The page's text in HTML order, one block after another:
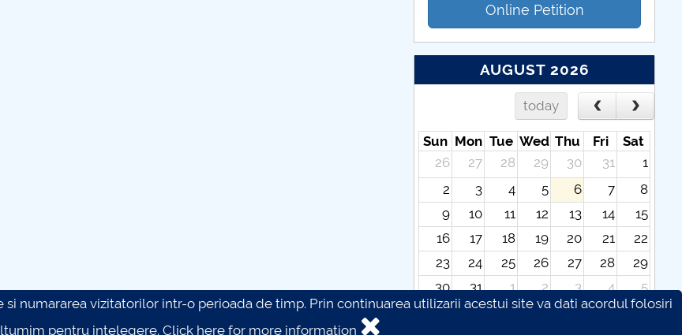
Online Petition
AUGUST 2026
today
Sun Mon Tue Wed Thu Fri
Sat
26
27 28 29 30 31
1
2
3 4 5 6 7
8
9
10 11 12 13 14
15
16
17 18 19 20 21
22
23
24 25 26 27 28
29
30
31 1 2 3 4
5
numararea vizitatorilor intr-o perioada de timp. Prin continuarea utilizarii acestui site va dati acordul folosiri
pentru intelegere. Click here for more information